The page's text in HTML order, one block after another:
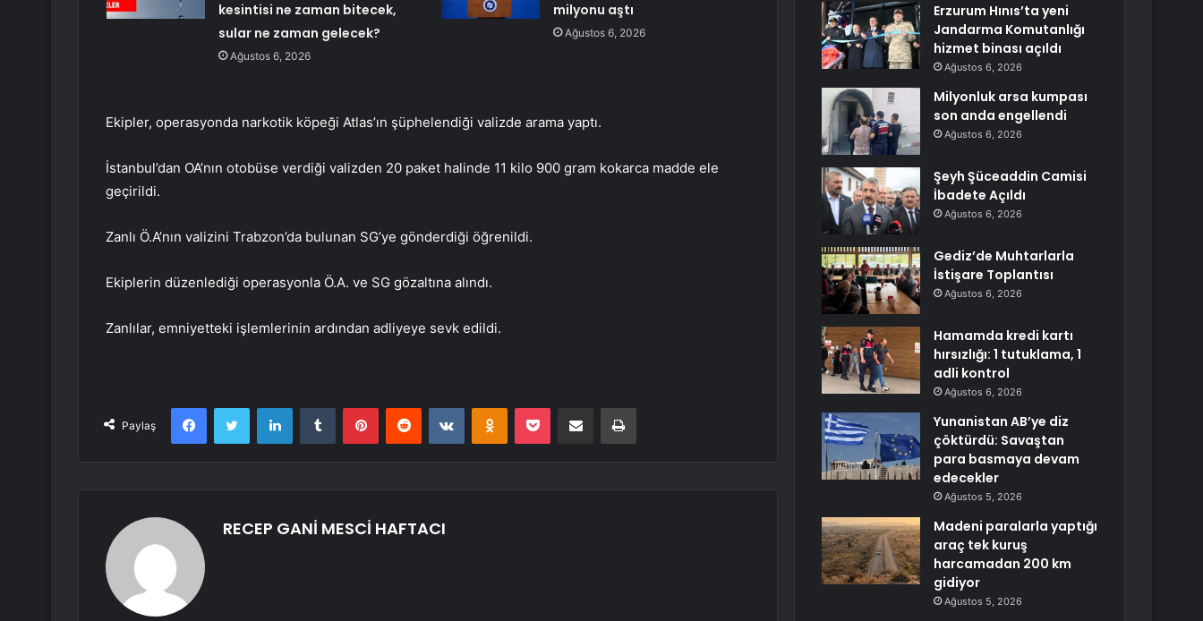
kesintisi ne zaman bitecek,
sular ne zaman gelecek?
Ağustos 6, 2026
milyonu aştı
Ağustos 6, 2026
Ekipler, operasyonda narkotik köpeği Atlas’ın şüphelendiği valizde arama yaptı.
İstanbul’dan OA’nın otobüse verdiği valizden 20 paket halinde 11 kilo 900 gram kokarca madde ele
geçirildi.
Zanlı Ö.A’nın valizini Trabzon’da bulunan SG’ye gönderdiği öğrenildi.
Ekiplerin düzenlediği operasyonla Ö.A. ve SG gözaltına alındı.
Zanlılar, emniyetteki işlemlerinin ardından adliyeye sevk edildi.
Paylaş
FacebookTwitter LinkedInTumblr PinterestReddit VKontakteOdnoklassniki
Pocket E-Posta ile paylaş Yazdır
RECEP GANİ MESCİ HAFTACI
Erzurum Hınıs’ta yeni
Jandarma Komutanlığı
hizmet binası açıldı
Ağustos 6, 2026
Milyonluk arsa kumpası
son anda engellendi
Ağustos 6, 2026
Şeyh Şüceaddin Camisi
İbadete Açıldı
Ağustos 6, 2026
Gediz’de Muhtarlarla
İstişare Toplantısı
Ağustos 6, 2026
Hamamda kredi kartı
hırsızlığı: 1 tutuklama, 1
adli kontrol
Ağustos 6, 2026
Yunanistan AB’ye diz
çöktürdü: Savaştan
para basmaya devam
edecekler
Ağustos 5, 2026
Madeni paralarla yaptığı
araç tek kuruş
harcamadan 200 km
gidiyor
Ağustos 5, 2026